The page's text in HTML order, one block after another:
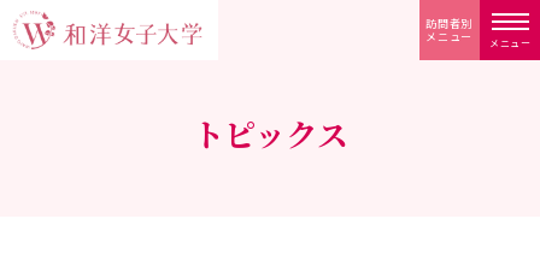
メニュー
訪問者別
メニュー
トピックス